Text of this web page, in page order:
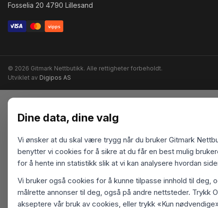
Fosselia 20 4790 Lillesand
vipps
© 2026 Gitmark Nettbutikk. Alle rettigheter forbeholdt.
Utviklet av Digipos AS
Dine data, dine valg
Vi ønsker at du skal være trygg når du bruker Gitmark
benytter vi cookies for å sikre at du får en best mulig
for å hente inn statistikk slik at vi kan analysere hvordan
Vi bruker også cookies for å kunne tilpasse innhold til deg,
målrette annonser til deg, også på andre nettsteder. Trykk
akseptere vår bruk av cookies, eller trykk «Kun